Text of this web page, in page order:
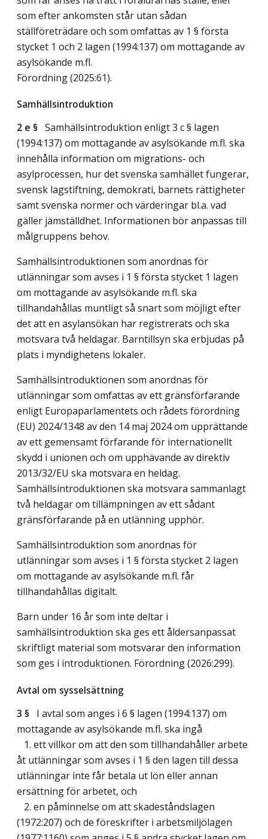
som efter ankomsten står utan sådan
ställföreträdare och som omfattas av 1 § första
stycket 1 och 2 lagen (1994:137) om mottagande av
asylsökande m.fl.
Förordning (2025:61).
Samhällsintroduktion
2 e § Samhällsintroduktion enligt 3 c § lagen
(1994:137) om mottagande av asylsökande m.fl. ska
innehålla information om migrations- och
asylprocessen, hur det svenska samhället fungerar,
svensk lagstiftning, demokrati, barnets rättigheter
samt svenska normer och värderingar bl.a. vad
gäller jämställdhet. Informationen bör anpassas till
målgruppens behov.
Samhällsintroduktionen som anordnas för
utlänningar som avses i 1 § första stycket 1 lagen
om mottagande av asylsökande m.fl. ska
tillhandahållas muntligt så snart som möjligt efter
det att en asylansökan har registrerats och ska
motsvara två heldagar. Barntillsyn ska erbjudas på
plats i myndighetens lokaler.
Samhällsintroduktionen som anordnas för
utlänningar som omfattas av ett gränsförfarande
enligt Europaparlamentets och rådets förordning
(EU) 2024/1348 av den 14 maj 2024 om upprättande
av ett gemensamt förfarande för internationellt
skydd i unionen och om upphävande av direktiv
2013/32/EU ska motsvara en heldag.
Samhällsintroduktionen ska motsvara sammanlagt
två heldagar om tillämpningen av ett sådant
gränsförfarande på en utlänning upphör.
Samhällsintroduktion som anordnas för
utlänningar som avses i 1 § första stycket 2 lagen
om mottagande av asylsökande m.fl. får
tillhandahållas digitalt.
Barn under 16 år som inte deltar i
samhällsintroduktion ska ges ett åldersanpassat
skriftligt material som motsvarar den information
som ges i introduktionen. Förordning (2026:299).
Avtal om sysselsättning
3 § I avtal som anges i 6 § lagen (1994:137) om
mottagande av asylsökande m.fl. ska ingå
1. ett villkor om att den som tillhandahåller arbete
åt utlänningar som avses i 1 § den lagen till dessa
utlänningar inte får betala ut lön eller annan
ersättning för arbetet, och
2. en påminnelse om att skadeståndslagen
(1972:207) och de föreskrifter i arbetsmiljölagen